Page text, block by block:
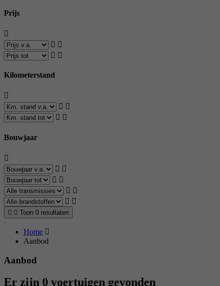
Prijs
Kilometerstand
Bouwjaar
Toon 0 resultaten
Home
Aanbod
Aanbod
Er zijn 0 voertuigen gevonden